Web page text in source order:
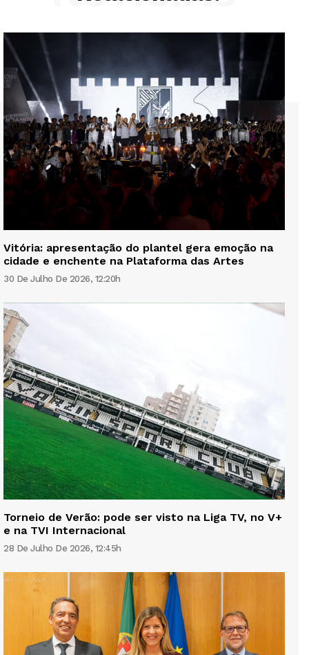
Vitória: apresentação do plantel gera emoção na
cidade e enchente na Plataforma das Artes
30 De Julho De 2026, 12:20h
Torneio de Verão: pode ser visto na Liga TV, no V+
e na TVI Internacional
28 De Julho De 2026, 12:45h